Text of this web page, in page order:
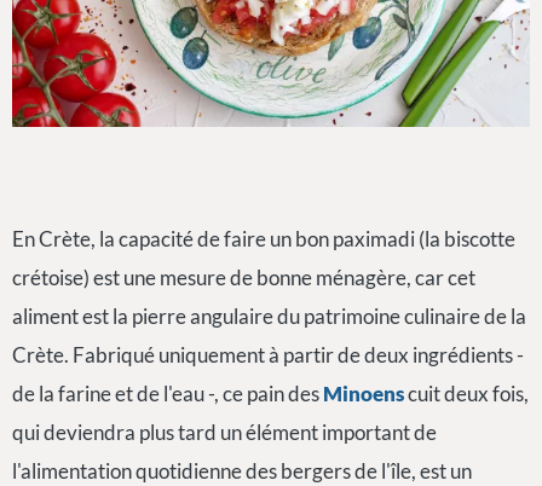
En Crète, la capacité de faire un bon paximadi (la biscotte
crétoise) est une mesure de bonne ménagère, car cet
aliment est la pierre angulaire du patrimoine culinaire de la
Crète. Fabriqué uniquement à partir de deux ingrédients -
de la farine et de l'eau -, ce pain desMinoenscuit deux fois,
qui deviendra plus tard un élément important de
l'alimentation quotidienne des bergers de l'île, est un